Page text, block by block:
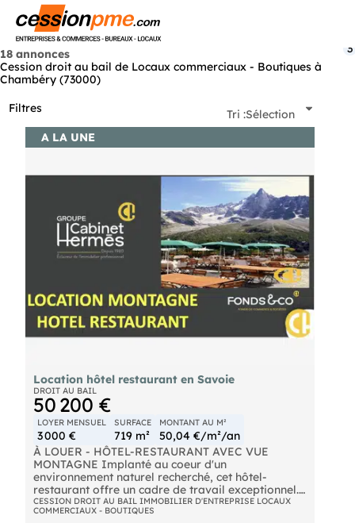
18 annonces
Cession droit au bail de Locaux commerciaux - Boutiques à
Chambéry (73000)
Filtres
3
Tri :Sélection
A LA UNE
Location hôtel restaurant en Savoie
DROIT AU BAIL
50 200 €
LOYER MENSUEL
3 000 €
SURFACE
719 m²
MONTANT AU M²
50,04 €/m²/an
À LOUER - HÔTEL-RESTAURANT AVEC VUE
MONTAGNE Implanté au coeur d'un
environnement naturel recherché, cet hôtel-
restaurant offre un cadre de travail exceptionnel.
D'une surface commerciale d'environ 400 m²,
l'établissement se compose de 9 chambres, d'un
CESSION DROIT AU BAIL IMMOBILIER D'ENTREPRISE LOCAUX
COMMERCIAUX - BOUTIQUES